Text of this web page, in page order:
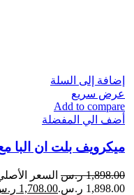
إضافة إلى السلة
عرض سريع
Add to compare
أضف الي المفضلة
ميكرويف بلت ان البا مع شواية
1,898.00 ر.س السعر
1,898.00 ر.س.
1,708.00